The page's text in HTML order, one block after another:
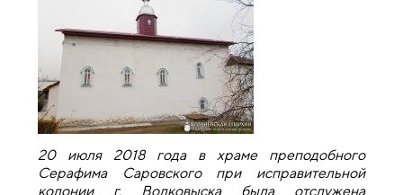
20 июля 2018 года в храме преподобного
Серафима Саровского при исправительной
колонии г. Волковыска была отслужена